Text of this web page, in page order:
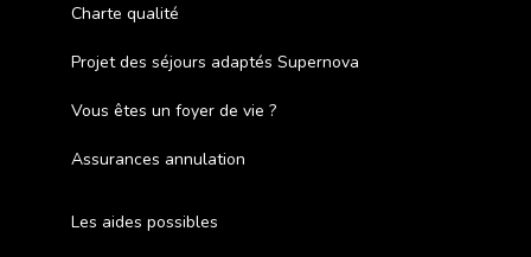
Charte qualité
Projet des séjours adaptés Supernova
Vous êtes un foyer de vie ?
Assurances annulation
Les aides possibles